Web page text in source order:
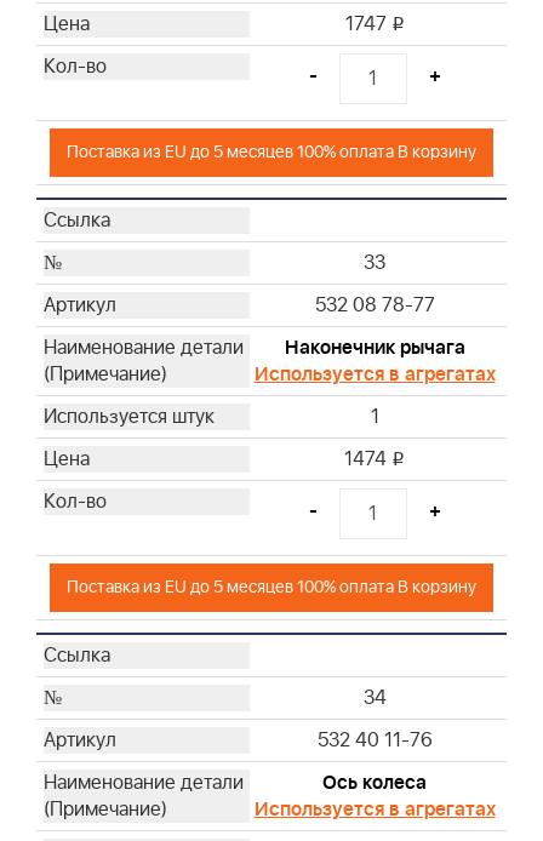
1747 i
- +
Поставка из EU до 5 месяцев 100% оплата В корзину
33
532 08 78-77
Наконечник рычага
Используется в агрегатах
1
1474 i
- +
Поставка из EU до 5 месяцев 100% оплата В корзину
34
532 40 11-76
Ось колеса
Используется в агрегатах